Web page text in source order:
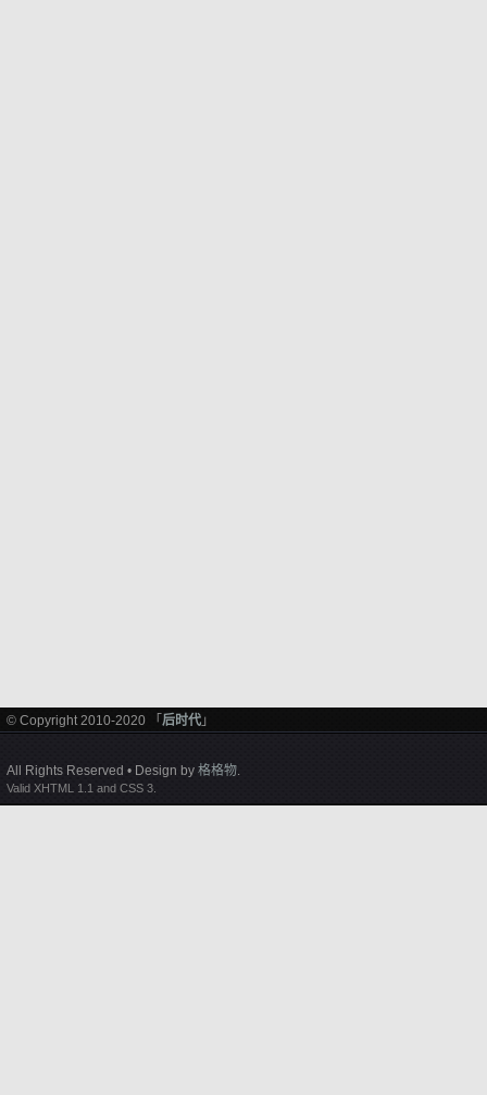
© Copyright 2010-2020 「 后时代 」
All Rights Reserved • Design by 格格物.
Valid XHTML 1.1 and CSS 3.